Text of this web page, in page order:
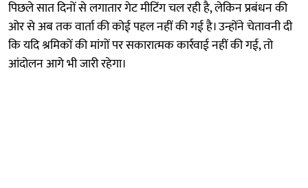
पिछले सात दिनों से लगातार गेट मीटिंग चल रही है, लेकिन प्रबंधन की
ओर से अब तक वार्ता की कोई पहल नहीं की गई है। उन्होंने चेतावनी दी
कि यदि श्रमिकों की मांगों पर सकारात्मक कार्रवाई नहीं की गई, तो
आंदोलन आगे भी जारी रहेगा।